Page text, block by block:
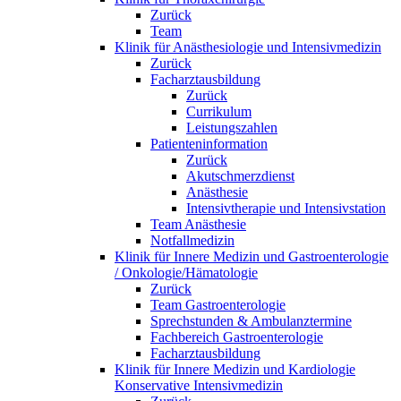
Zurück
Team
Klinik für Anästhesiologie und Intensivmedizin
Zurück
Facharztausbildung
Zurück
Currikulum
Leistungszahlen
Patienteninformation
Zurück
Akutschmerzdienst
Anästhesie
Intensivtherapie und Intensivstation
Team Anästhesie
Notfallmedizin
Klinik für Innere Medizin und Gastroenterologie
/ Onkologie/Hämatologie
Zurück
Team Gastroenterologie
Sprechstunden & Ambulanztermine
Fachbereich Gastroenterologie
Facharztausbildung
Klinik für Innere Medizin und Kardiologie
Konservative Intensivmedizin